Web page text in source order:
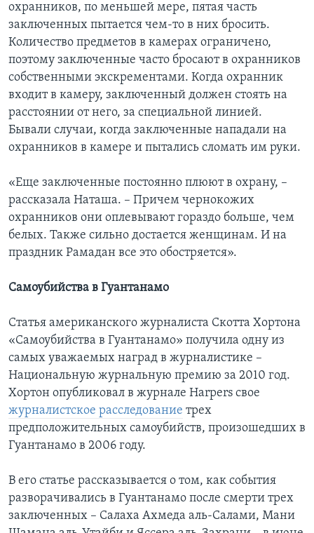
охранников, по меньшей мере, пятая часть
заключенных пытается чем-то в них бросить.
Количество предметов в камерах ограничено,
поэтому заключенные часто бросают в охранников
собственными экскрементами. Когда охранник
входит в камеру, заключенный должен стоять на
расстоянии от него, за специальной линией.
Бывали случаи, когда заключенные нападали на
охранников в камере и пытались сломать им руки.
«Еще заключенные постоянно плюют в охрану, –
рассказала Наташа. – Причем чернокожих
охранников они оплевывают гораздо больше, чем
белых. Также сильно достается женщинам. И на
праздник Рамадан все это обостряется».
Самоубийства в Гуантанамо
Статья американского журналиста Скотта Хортона
«Самоубийства в Гуантанамо» получила одну из
самых уважаемых наград в журналистике –
Национальную журнальную премию за 2010 год.
Хортон опубликовал в журнале Harpers свое
журналистское расследование трех
предположительных самоубийств, произошедших в
Гуантанамо в 2006 году.
В его статье рассказывается о том, как события
разворачивались в Гуантанамо после смерти трех
заключенных – Салаха Ахмеда аль-Салами, Мани